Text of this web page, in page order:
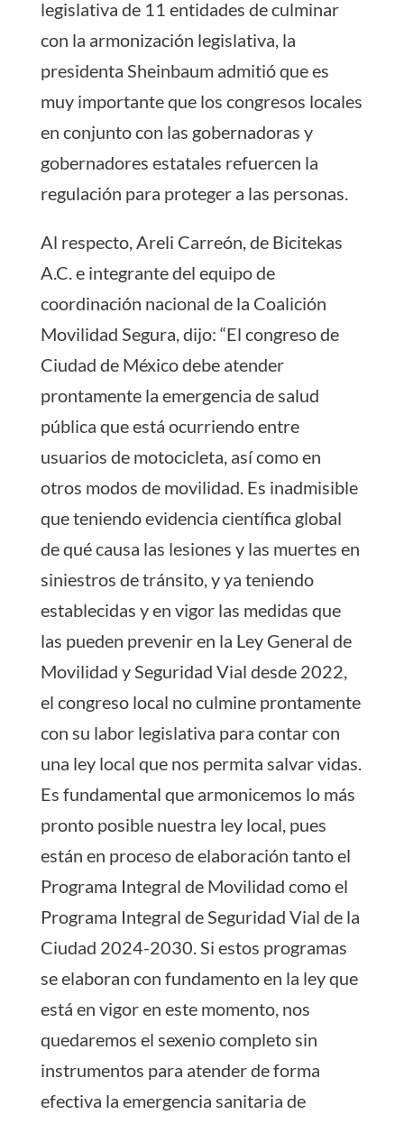
legislativa de 11 entidades de culminar
con la armonización legislativa, la
presidenta Sheinbaum admitió que es
muy importante que los congresos locales
en conjunto con las gobernadoras y
gobernadores estatales refuercen la
regulación para proteger a las personas.
Al respecto, Areli Carreón, de Bicitekas
A.C. e integrante del equipo de
coordinación nacional de la Coalición
Movilidad Segura, dijo: “El congreso de
Ciudad de México debe atender
prontamente la emergencia de salud
pública que está ocurriendo entre
usuarios de motocicleta, así como en
otros modos de movilidad. Es inadmisible
que teniendo evidencia científica global
de qué causa las lesiones y las muertes en
siniestros de tránsito, y ya teniendo
establecidas y en vigor las medidas que
las pueden prevenir en la Ley General de
Movilidad y Seguridad Vial desde 2022,
el congreso local no culmine prontamente
con su labor legislativa para contar con
una ley local que nos permita salvar vidas.
Es fundamental que armonicemos lo más
pronto posible nuestra ley local, pues
están en proceso de elaboración tanto el
Programa Integral de Movilidad como el
Programa Integral de Seguridad Vial de la
Ciudad 2024-2030. Si estos programas
se elaboran con fundamento en la ley que
está en vigor en este momento, nos
quedaremos el sexenio completo sin
instrumentos para atender de forma
efectiva la emergencia sanitaria de